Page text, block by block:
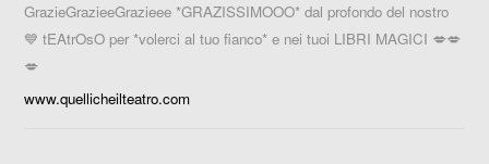
GrazieGrazieeGrazieee *GRAZISSIMOOO* dal profondo del nostro
💙 tEAtrOsO per *volerci al tuo fianco* e nei tuoi LIBRI MAGICI 💋💋
💋
www.quellicheilteatro.com